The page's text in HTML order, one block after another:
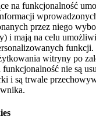
na funkcjonalność
przez niego
i mają na celu
witryny po
nie są
i są trwale